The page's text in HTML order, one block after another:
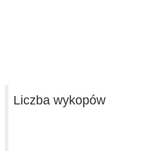
Liczba wykopów